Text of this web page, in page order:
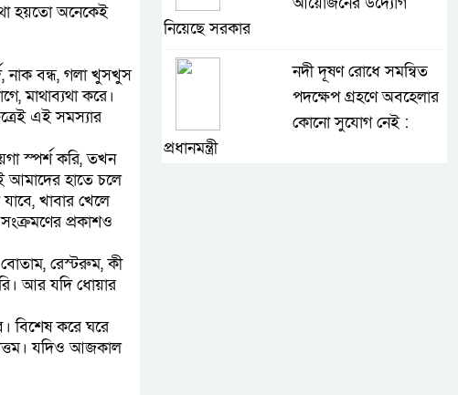
হয়তো অনেকেই
নাক বন্ধ, গলা খুসখুস
মাথাব্যথা করে।
এই সমস্যার
স্পর্শ করি, তখন
আমাদের হাতে চলে
খাবার খেলে
প্রকাশও
বোতাম, রেস্টরুম, কী
আর যদি ধোয়ার
বিশেষ করে ঘরে
যদিও আজকাল
নিয়েছে সরকার
নদী দূষণ রোধে সমন্বিত
পদক্ষেপ গ্রহণে অবহেলার
কোনো সুযোগ নেই :
প্রধানমন্ত্রী